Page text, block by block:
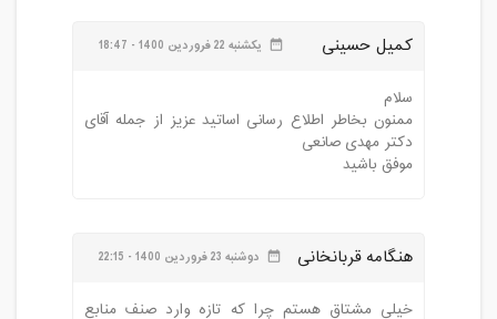
کمیل حسینی date_range یکشنبه 22 فروردین 1400 - 18:47
ممنون بخاطر اطلاع رسانی اساتید عزیز از جمله آقای
موفق باشید
هنگامه قربانخانی date_range دوشنبه 23 فروردین 1400 - 22:15
خیلی مشتاق هستم چرا که تازه وارد صنف منابع